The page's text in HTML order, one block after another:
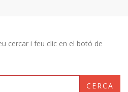
cercar i feu clic en el botó de
CERCA